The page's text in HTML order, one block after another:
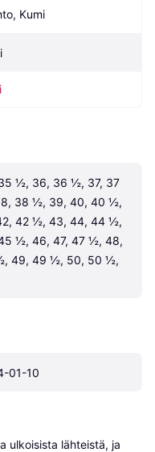
Kumi
½, 36, 36 ½, 37, 37
38 ½, 39, 40, 40 ½,
42 ½, 43, 44, 44 ½,
½, 46, 47, 47 ½, 48,
49, 49 ½, 50, 50 ½,
01-10
ulkoisista lähteistä, ja